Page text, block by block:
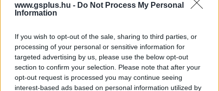
www.gsplus.hu - Do Not Process My Personal
Information
If you wish to opt-out of the sale, sharing to third parties, or
processing of your personal or sensitive information for
targeted advertising by us, please use the below opt-out
section to confirm your selection. Please note that after your
opt-out request is processed you may continue seeing
interest-based ads based on personal information utilized by
A játékból hamarosan többet is láthatunk, mivel a Square
kiviszi a Tokyo Game Showra. Onnan egy élő műsort is